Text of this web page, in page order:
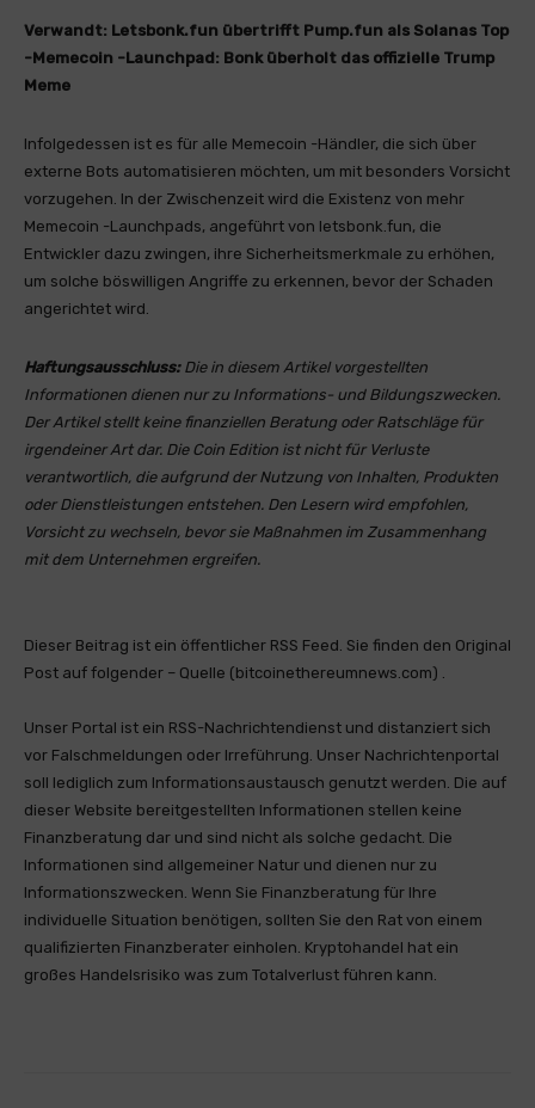
Verwandt: Letsbonk.fun übertrifft Pump.fun als Solanas Top
-Memecoin -Launchpad: Bonk überholt das offizielle Trump
Meme
Infolgedessen ist es für alle Memecoin -Händler, die sich über
externe Bots automatisieren möchten, um mit besonders Vorsicht
vorzugehen. In der Zwischenzeit wird die Existenz von mehr
Memecoin -Launchpads, angeführt von letsbonk.fun, die
Entwickler dazu zwingen, ihre Sicherheitsmerkmale zu erhöhen,
um solche böswilligen Angriffe zu erkennen, bevor der Schaden
angerichtet wird.
Haftungsausschluss: Die in diesem Artikel vorgestellten
Informationen dienen nur zu Informations- und Bildungszwecken.
Der Artikel stellt keine finanziellen Beratung oder Ratschläge für
irgendeiner Art dar. Die Coin Edition ist nicht für Verluste
verantwortlich, die aufgrund der Nutzung von Inhalten, Produkten
oder Dienstleistungen entstehen. Den Lesern wird empfohlen,
Vorsicht zu wechseln, bevor sie Maßnahmen im Zusammenhang
mit dem Unternehmen ergreifen.
Dieser Beitrag ist ein öffentlicher RSS Feed. Sie finden den Original
Post auf folgender – Quelle (bitcoinethereumnews.com) .
Unser Portal ist ein RSS-Nachrichtendienst und distanziert sich
vor Falschmeldungen oder Irreführung. Unser Nachrichtenportal
soll lediglich zum Informationsaustausch genutzt werden. Die auf
dieser Website bereitgestellten Informationen stellen keine
Finanzberatung dar und sind nicht als solche gedacht. Die
Informationen sind allgemeiner Natur und dienen nur zu
Informationszwecken. Wenn Sie Finanzberatung für Ihre
individuelle Situation benötigen, sollten Sie den Rat von einem
qualifizierten Finanzberater einholen. Kryptohandel hat ein
großes Handelsrisiko was zum Totalverlust führen kann.